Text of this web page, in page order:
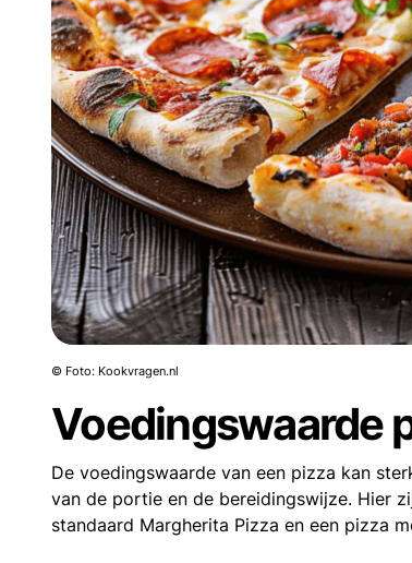
© Foto: Kookvragen.nl
Voedingswaarde
De voedingswaarde van een pizza kan
van de portie en de bereidingswijze. Hier
standaard Margherita Pizza en een pizza